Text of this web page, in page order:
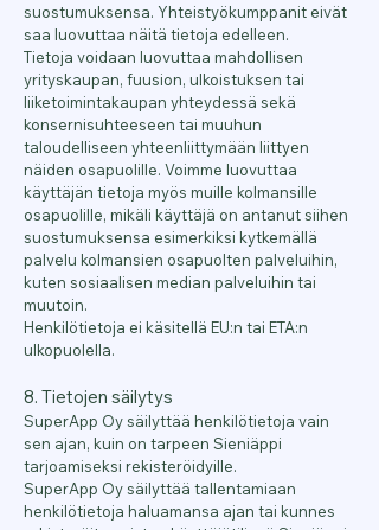
suostumuksensa. Yhteistyökumppanit eivät
saa luovuttaa näitä tietoja edelleen.
Tietoja voidaan luovuttaa mahdollisen
yrityskaupan, fuusion, ulkoistuksen tai
liiketoimintakaupan yhteydessä sekä
konsernisuhteeseen tai muuhun
taloudelliseen yhteenliittymään liittyen
näiden osapuolille. Voimme luovuttaa
käyttäjän tietoja myös muille kolmansille
osapuolille, mikäli käyttäjä on antanut siihen
suostumuksensa esimerkiksi kytkemällä
palvelu kolmansien osapuolten palveluihin,
kuten sosiaalisen median palveluihin tai
muutoin.
Henkilötietoja ei käsitellä EU:n tai ETA:n
ulkopuolella.
8. Tietojen säilytys
SuperApp Oy säilyttää henkilötietoja vain
sen ajan, kuin on tarpeen Sieniäppi
tarjoamiseksi rekisteröidyille.
SuperApp Oy säilyttää tallentamiaan
henkilötietoja haluamansa ajan tai kunnes